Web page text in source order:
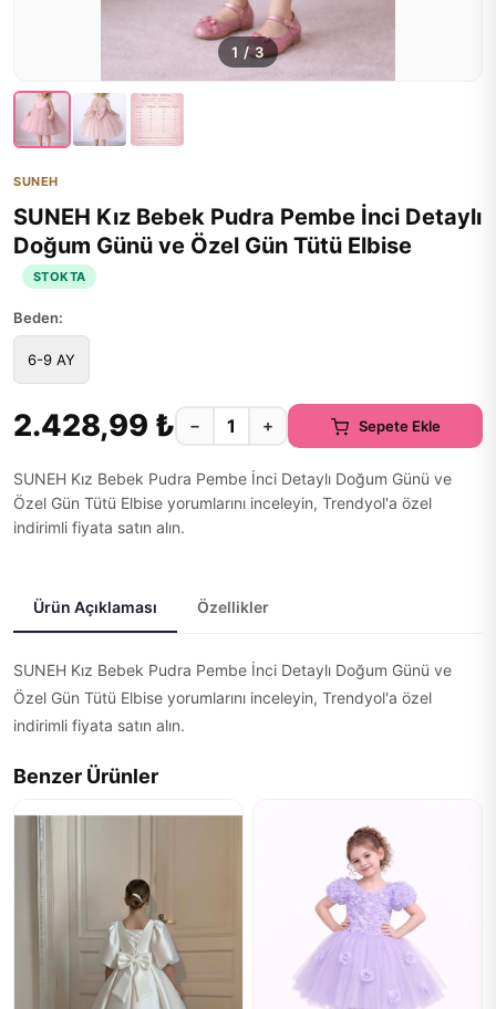
1 /3
SUNEH
SUNEH Kız Bebek Pudra Pembe İnci Detaylı
Doğum Günü ve Özel Gün Tütü Elbise
STOKTA
Beden:
6-9 AY
2.428,99 ₺ − + Sepete Ekle
SUNEH Kız Bebek Pudra Pembe İnci Detaylı Doğum Günü ve
Özel Gün Tütü Elbise yorumlarını inceleyin, Trendyol'a özel
indirimli fiyata satın alın.
Ürün Açıklaması Özellikler
SUNEH Kız Bebek Pudra Pembe İnci Detaylı Doğum Günü ve
Özel Gün Tütü Elbise yorumlarını inceleyin, Trendyol'a özel
indirimli fiyata satın alın.
Benzer Ürünler